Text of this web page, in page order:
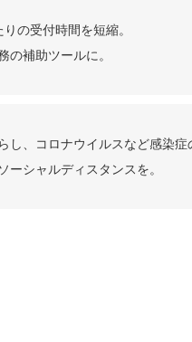
の受付時間を短縮。
の補助ツールに。
し、コロナウイルスなど感染症
ーシャルディスタンスを。